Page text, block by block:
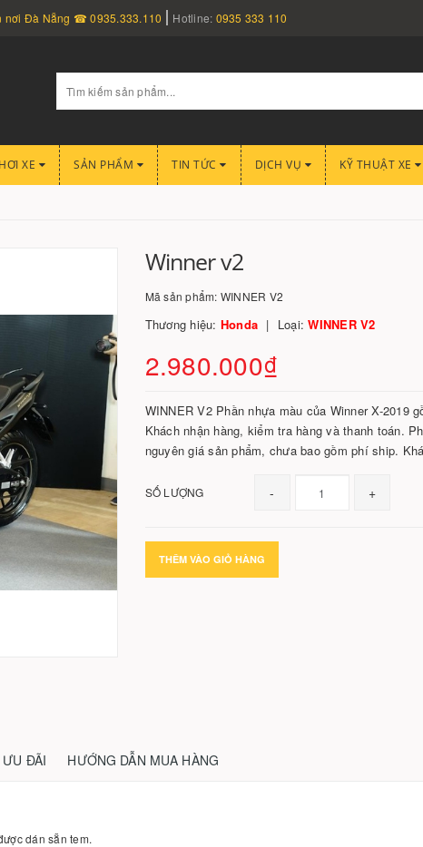
nơi Đà Nẵng ☎ 0935.333.110 Hotline: 0935 333 110
XE SẢN PHẨM TIN TỨC DỊCH VỤ KỸ THUẬT XE
Winner v2
Mã sản phẩm: WINNER V2
Thương hiệu: Honda Loại:WINNER V2
2.980.000₫
WINNER V2 Phần nhựa màu của Winner X-2019
Khách nhận hàng, kiểm tra hàng và thanh toán.
nguyên giá sản phẩm, chưa bao gồm phí ship.
SỐ LƯỢNG - +
THÊM VÀO GIỎ HÀNG
ĐÃI HƯỚNG DẪN MUA HÀNG
dán sẵn tem.